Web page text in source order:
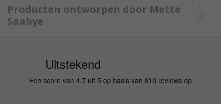
Producten ontworpen door Mette
Saabye